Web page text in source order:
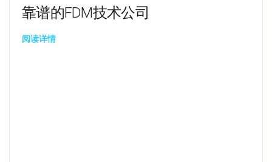
靠谱的FDM技术公司
阅读详情